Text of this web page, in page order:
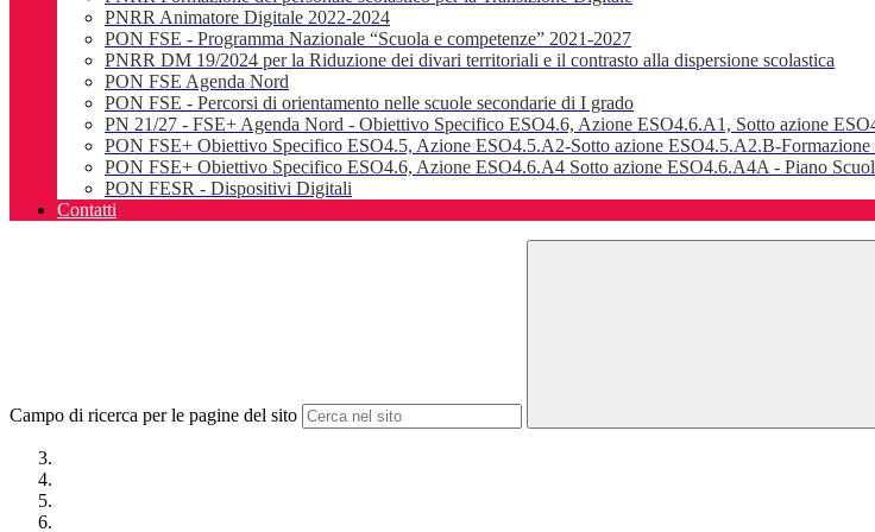
PNRR Animatore Digitale 2022-2024
PON FSE - Programma Nazionale “Scuola e competenze” 2021-2027
PNRR DM 19/2024 per la Riduzione dei divari territoriali e il contrasto alla dispersione scolastica
PON FSE Agenda Nord
PON FSE - Percorsi di orientamento nelle scuole secondarie di I grado
PN 21/27 - FSE+ Agenda Nord - Obiettivo Specifico ESO4.6, Azione ESO4.6.A1, Sotto azione
PON FSE+ Obiettivo Specifico ESO4.5, Azione ESO4.5.A2-Sotto azione ESO4.5.A2.B-Formazione
PON FSE+ Obiettivo Specifico ESO4.6, Azione ESO4.6.A4 Sotto azione ESO4.6.A4A - Piano
PON FESR - Dispositivi Digitali
Contatti
Campo di ricerca per le pagine del sito